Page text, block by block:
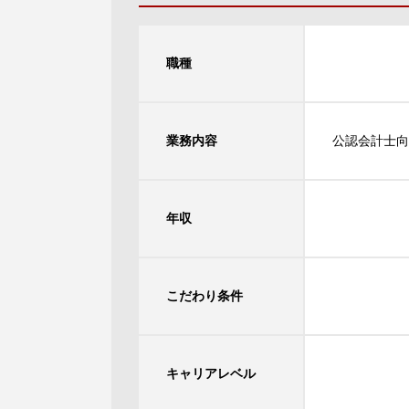
職種
業務内容 公認会計士
年収
こだわり条件
キャリアレベル